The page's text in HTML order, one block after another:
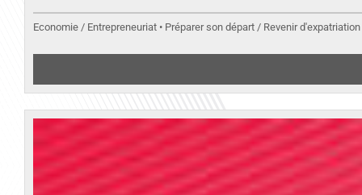
Economie / Entrepreneuriat • Préparer son départ / Revenir d'expatriation